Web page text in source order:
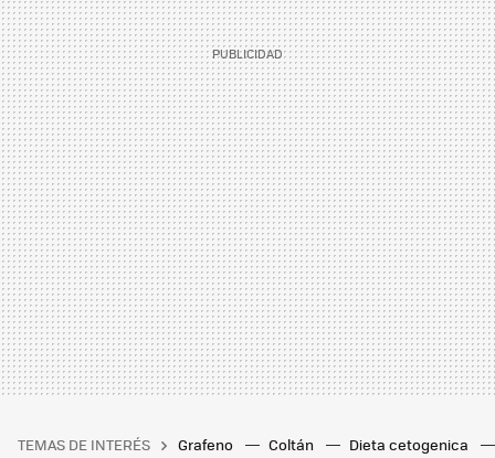
TEMAS DE INTERÉS Grafeno Coltán Dieta cetogenica